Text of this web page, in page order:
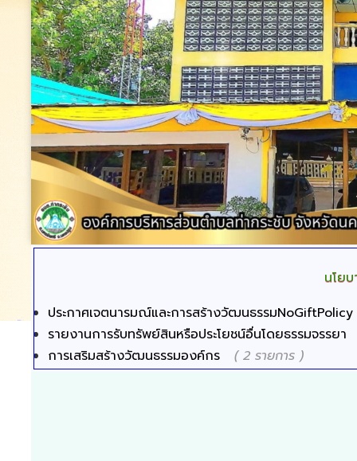
นโย
ประกาศเจตนารมณ์และการสร้างวัฒนธรรมNoGiftPolicy
รายงานการรับทรัพย์สินหรือประโยชน์อื่นโดยธรรมจรรยา
การเสริมสร้างวัฒนธรรมองค์กร
( 2 รายการ )